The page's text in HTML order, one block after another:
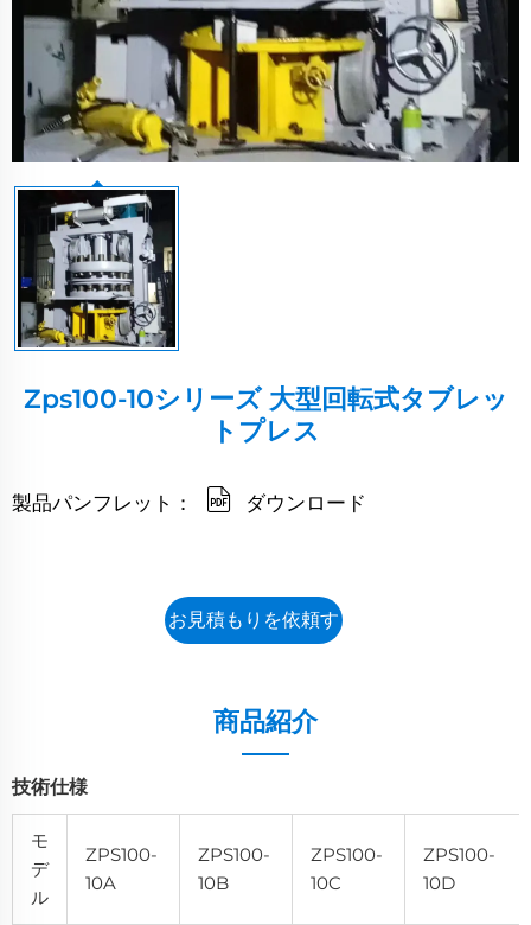
Zps100-10シリーズ 大型回転式タブレッ
トプレス
製品パンフレット： ダウンロード
お見積もりを依頼す
商品紹介
技術仕様
モ
デ
ル
ZPS100-
10A
ZPS100-
10B
ZPS100-
10C
ZPS100-
10D